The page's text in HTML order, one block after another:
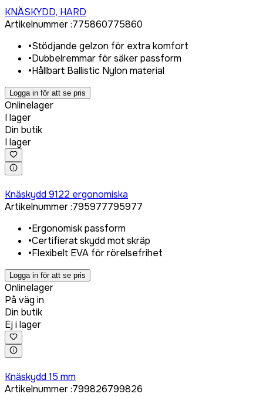
KNÄSKYDD, HARD
Artikelnummer:775860775860
•Stödjande gelzon för extra komfort
•Dubbelremmar för säker passform
•Hållbart Ballistic Nylon material
Logga in för att se pris
Onlinelager
I lager
Din butik
I lager
Knäskydd 9122 ergonomiska
Artikelnummer:795977795977
•Ergonomisk passform
•Certifierat skydd mot skräp
•Flexibelt EVA för rörelsefrihet
Logga in för att se pris
Onlinelager
På väg in
Din butik
Ej i lager
Knäskydd 15 mm
Artikelnummer:799826799826